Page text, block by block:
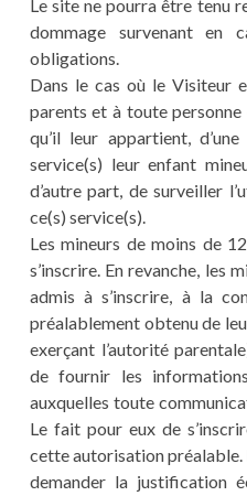
Le site ne pourra être tenu
dommage survenant en
obligations.
Dans le cas où le Visiteur
parents et à toute personne
qu’il leur appartient,
service(s) leur enfant
d’autre part, de surveiller
ce(s) service(s).
Les mineurs de moins de
s’inscrire. En revanche, les
admis à s’inscrire, à la
préalablement obtenu de
exerçant l’autorité
de fournir les
auxquelles toute
Le fait pour eux de
cette autorisation préalable.
demander la justification